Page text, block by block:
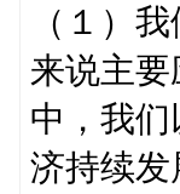
（１）
来说主
中，我
济持续